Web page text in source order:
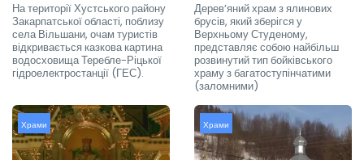
На території Хустського району
Закарпатської області, поблизу
села Вільшани, очам туристів
відкривається казкова картина
водосховища Теребле-Ріцької
гідроелектростанції (ГЕС).
Дерев’яний храм з ялинових
брусів, який зберігся у
Верхньому Студеному,
представляє собою найбільш
розвинутий тип бойківського
храму з багатоступінчатими
(заломними)
Храми Храми